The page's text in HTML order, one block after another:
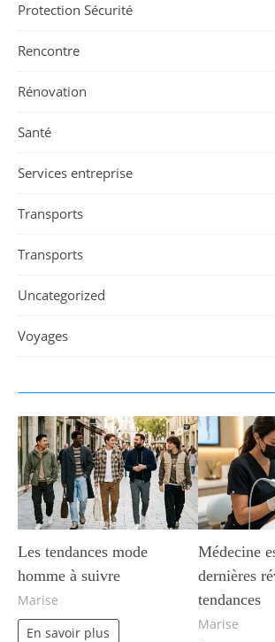
Protection Sécurité
Rencontre
Rénovation
Santé
Services entreprise
Transports
Transports
Uncategorized
Voyages
Les tendances mode
homme à suivre
Marise
En savoir plus
Médecine
dernières
tendances
Marise